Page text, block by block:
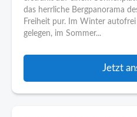
das herrliche Bergpanorama
Freiheit pur. Im Winter
gelegen, im Sommer...
Jetzt